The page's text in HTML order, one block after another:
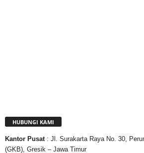
HUBUNGI KAMI
Kantor Pusat: Jl. Surakarta Raya No. 30,
(GKB), Gresik – Jawa Timur